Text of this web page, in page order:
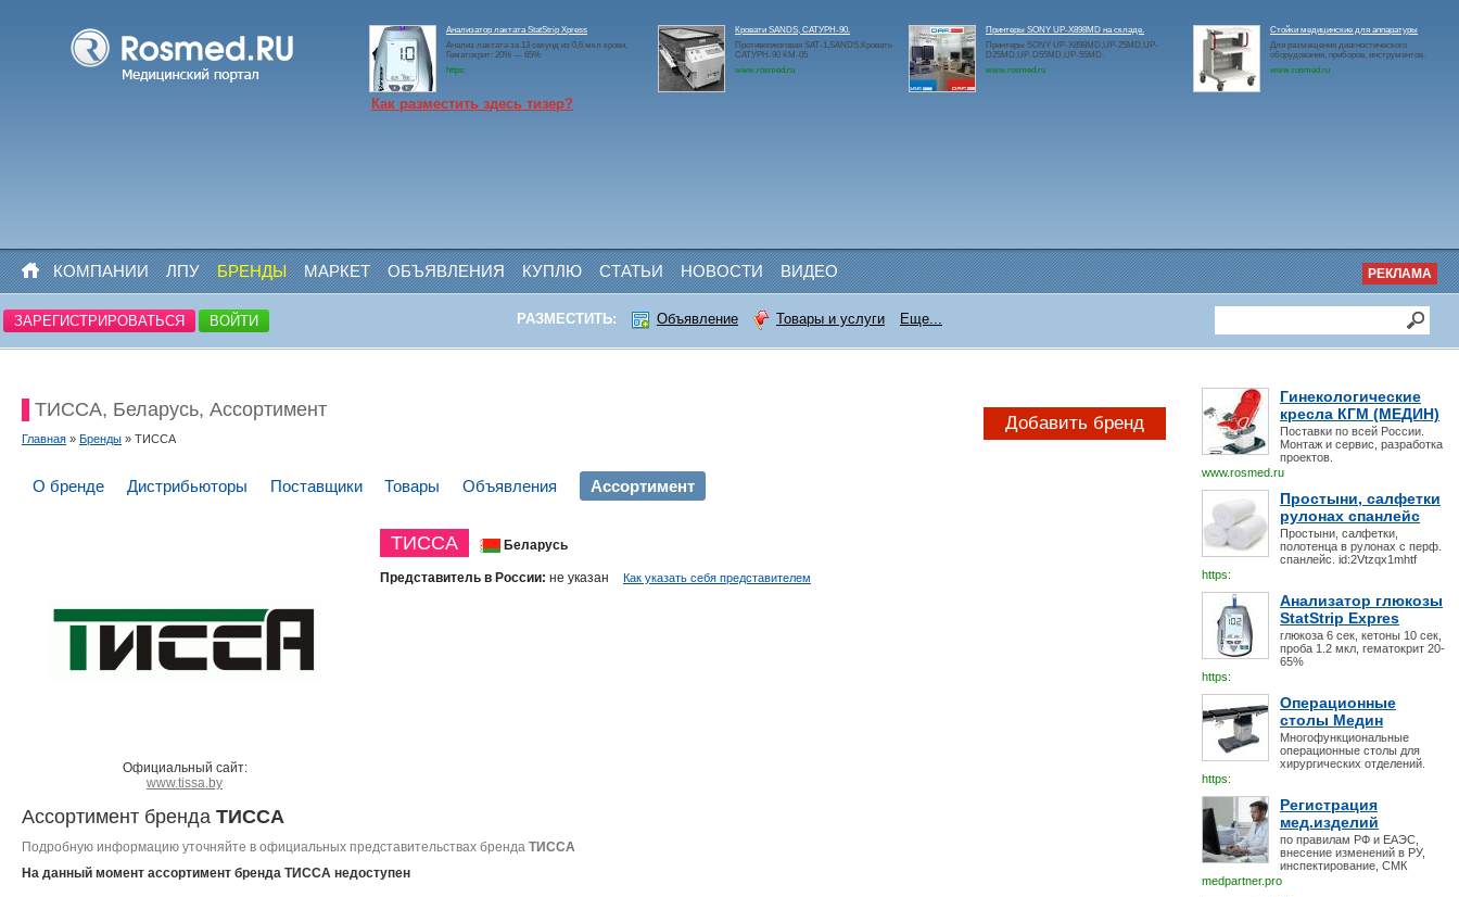
Анализатор лактата StatStrip Xpress
Анализ лактата за 13 секунд из 0,6 мкл крови,
Гематокрит: 20% — 65%
https:
Кровати SANDS, САТУРН-90.
Противоожоговая SAT-1,SANDS,Кровать
САТУРН-90 КМ-05
www.rosmed.ru
Принтеры SONY UP-X898MD на складе.
Принтеры SONY UP-X898MD,UP-25MD,UP-
D25MD,UP-D55MD,UP-55MD.
www.rosmed.ru
Стойки медицинские для аппаратуры
Для размещения диагностического
оборудования, приборов, инструментов.
www.rosmed.ru
Как разместить здесь тизер?
КОМПАНИИ ЛПУ БРЕНДЫ МАРКЕТ ОБЪЯВЛЕНИЯ КУПЛЮ СТАТЬИ НОВОСТИ ВИДЕО РЕКЛАМА
ЗАРЕГИСТРИРОВАТЬСЯ ВОЙТИ РАЗМЕСТИТЬ: Объявление Товары и услуги Еще...
Гинекологические
кресла КГМ (МЕДИН)
Поставки по всей России.
Монтаж и сервис, разработка
проектов.
www.rosmed.ru
Простыни, салфетки
рулонах спанлейс
Простыни, салфетки,
полотенца в рулонах с перф.
спанлейс. id:2Vtzqx1mhtf
https:
Анализатор глюкозы
StatStrip Expres
глюкоза 6 сек, кетоны 10 сек,
проба 1.2 мкл, гематокрит 20-
65%
https:
Операционные
столы Медин
Многофункциональные
операционные столы для
хирургических отделений.
https:
Регистрация
мед.изделий
по правилам РФ и ЕАЭС,
внесение изменений в РУ,
инспектирование, СМК
medpartner.pro
ТИССА, Беларусь, Ассортимент
Главная » Бренды » ТИССА
Добавить бренд
О бренде Дистрибьюторы Поставщики Товары Объявления Ассортимент
Официальный сайт:
www.tissa.by
ТИССА Беларусь
Представитель в России: не указан Как указать себя представителем
Ассортимент бренда ТИССА
Подробную информацию уточняйте в официальных представительствах бренда ТИССА
На данный момент ассортимент бренда ТИССА недоступен